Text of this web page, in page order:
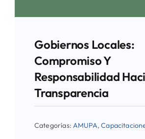
Gobiernos Locales:
Compromiso Y
Responsabilidad
Transparencia
Categorías:AMUPA,